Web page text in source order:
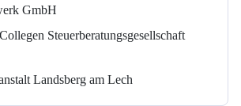
GmbH
Steuerberatungsgesellschaft
Landsberg am Lech